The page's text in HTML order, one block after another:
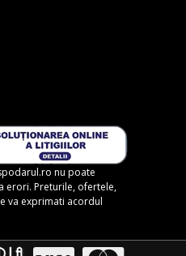
nu poate
erori. Preturile, ofertele,
va exprimati acordul